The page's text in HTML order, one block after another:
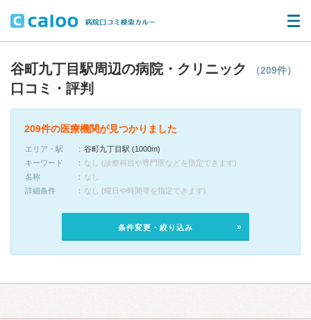
谷町九丁目駅周辺の病院・クリニック （209件）
口コミ・評判
209件の医療機関が見つかりました
エリア・駅
谷町九丁目駅 (1000m)
キーワード
なし (診療科目や専門医などを指定できます)
名称
なし
詳細条件
なし (曜日や時間帯を指定できます)
条件変更・絞り込み